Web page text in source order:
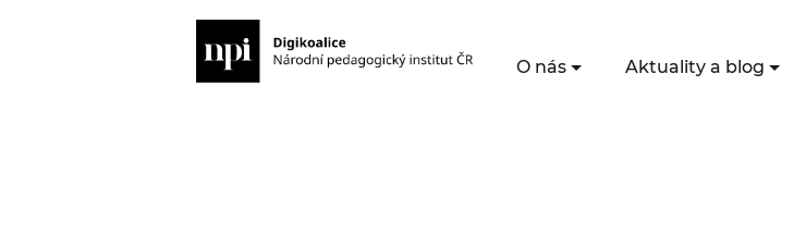
O nás Aktuality a blog